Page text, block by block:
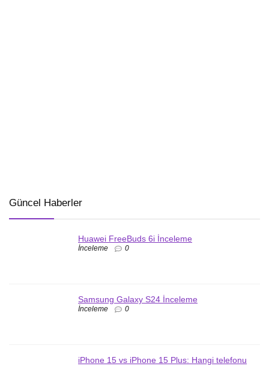
Güncel Haberler
Huawei FreeBuds 6i İnceleme
İnceleme 0
Samsung Galaxy S24 İnceleme
İnceleme 0
iPhone 15 vs iPhone 15 Plus: Hangi telefonu